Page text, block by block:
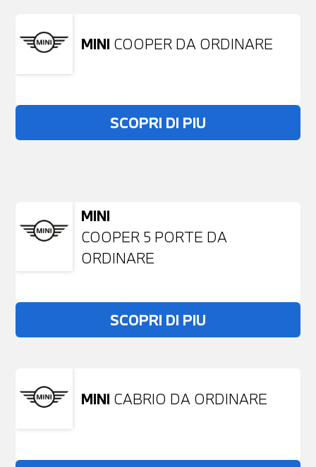
MINI COOPER DA ORDINARE
SCOPRI DI PIU
Non stai trovando ciò che cerchi?
MINI
COOPER 5 PORTE DA
ORDINARE
SCOPRI DI PIU
MINI CABRIO DA ORDINARE